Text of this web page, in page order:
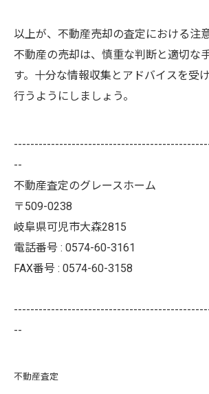
以上が、不動産売却の査定における注
不動産の売却は、慎重な判断と適切な
す。十分な情報収集とアドバイスを受
行うようにしましょう。
--
不動産査定のグレースホーム
〒509-0238
岐阜県可児市大森2815
電話番号 : 0574-60-3161
FAX番号 : 0574-60-3158
--
不動産査定